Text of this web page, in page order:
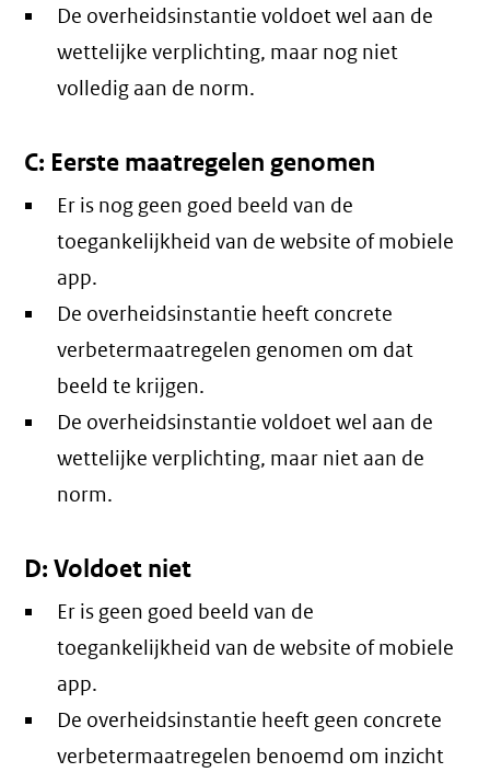
De overheidsinstantie voldoet wel aan de
wettelijke verplichting, maar nog niet
volledig aan de norm.
C: Eerste maatregelen genomen
Er is nog geen goed beeld van de
toegankelijkheid van de website of mobiele
app.
De overheidsinstantie heeft concrete
verbetermaatregelen genomen om dat
beeld te krijgen.
De overheidsinstantie voldoet wel aan de
wettelijke verplichting, maar niet aan de
norm.
D: Voldoet niet
Er is geen goed beeld van de
toegankelijkheid van de website of mobiele
app.
De overheidsinstantie heeft geen concrete
verbetermaatregelen benoemd om inzicht